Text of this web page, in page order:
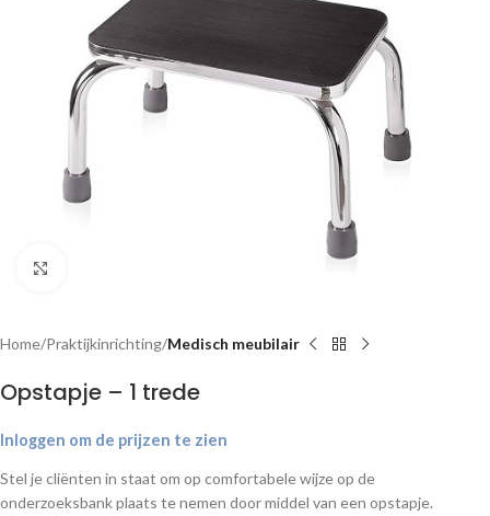
Home Praktijkinrichting Medisch meubilair
Opstapje – 1 trede
Inloggen om de prijzen te zien
Stel je cliënten in staat om op comfortabele wijze op de
onderzoeksbank plaats te nemen door middel van een opstapje.